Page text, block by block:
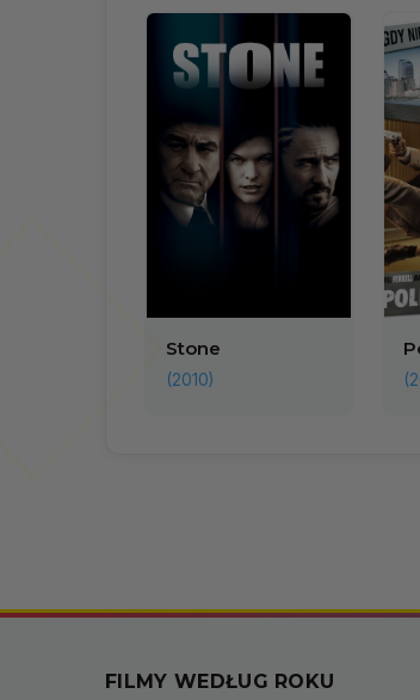
Stone
(2010)
FILMY WEDŁUG ROKU